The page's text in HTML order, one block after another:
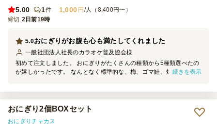
5.00
1件 1,000 円 /人（8,400円〜）
締切 2日前19時
おにぎりがお腹も心も満たしてくれました
5.0
一般社団法人社長のカラオケ普及協会様
初めて注文しました。 おにぎりがたくさんの種類から5種類選べたの
が嬉しかったです。 なんとなく標準的な、梅、ゴマ鮭、焼きたら
構お腹に溜まったのではないでしょうか。お総菜がちょびっとずつ残
ってしまいました。 おにぎりは一つずつラップに包んであるので、
お持ち帰りでき便利でした。 美味しいしコスパ最高なので、またこ
ちらのお店でお願いしたいなと思います。
続きを表示
おにぎり2個BOXセット
おにぎりチャカス